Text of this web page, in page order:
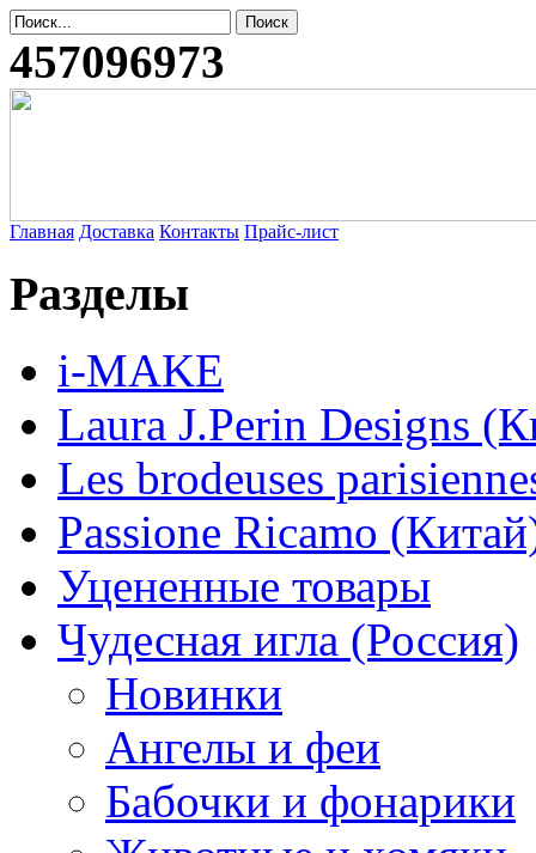
457096973
Главная Доставка Контакты Прайс-лист
Разделы
i-MAKE
Laura J.Perin Designs
Les brodeuses
Passione Ricamo
Уцененные товары
Чудесная игла (Россия)
Новинки
Ангелы и феи
Бабочки и фонарики